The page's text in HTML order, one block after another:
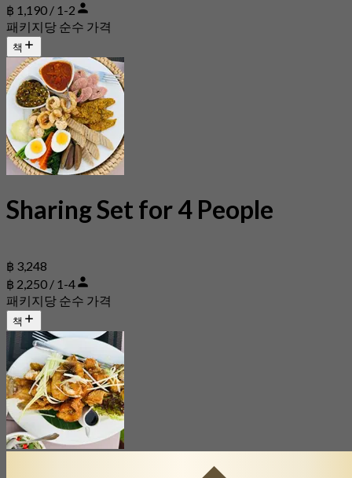
฿ 1,190 / 1-2
패키지당 순수 가격
책
Sharing Set for 4 People
฿ 3,248
฿ 2,250 / 1-4
패키지당 순수 가격
책